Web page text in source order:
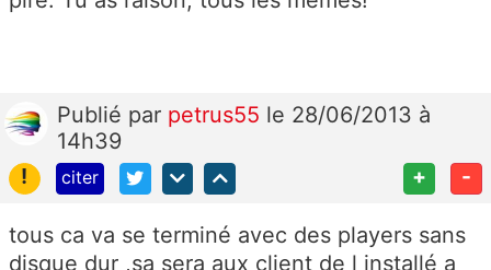
Publié par petrus55 le 28/06/2013 à
14h39
!
citer + -
tous ca va se terminé avec des players sans
disque dur ,sa sera aux client de l installé a